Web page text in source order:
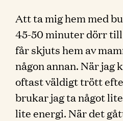
Att ta mig hem med
45-50 minuter dörr till
får skjuts hem av
någon annan. När jag
oftast väldigt trött
brukar jag ta något
lite energi. När det